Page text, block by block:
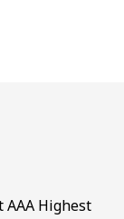
Highest